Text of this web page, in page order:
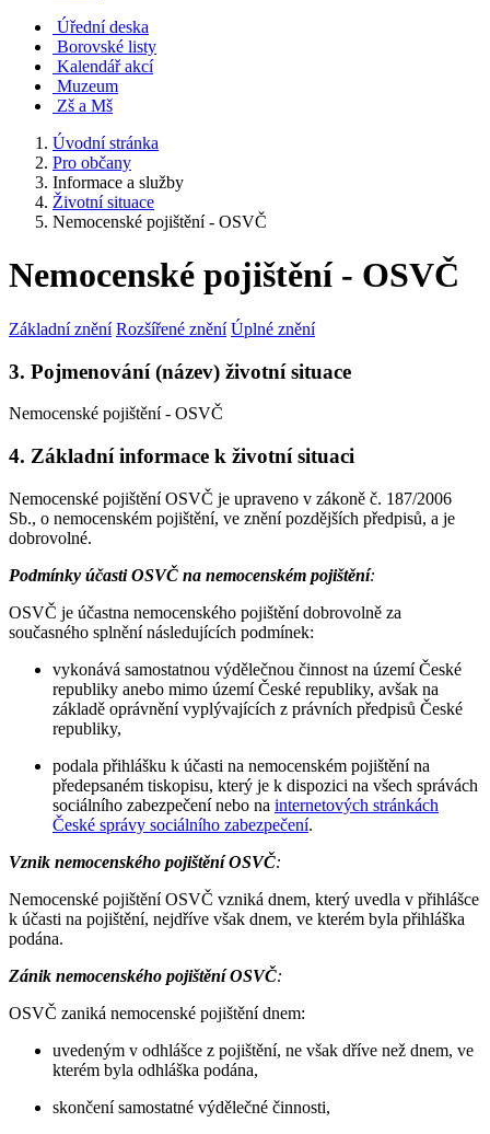
Úřední deska
Borovské listy
Kalendář akcí
Muzeum
Zš a Mš
Úvodní stránka
Pro občany
Informace a služby
Životní situace
Nemocenské pojištění - OSVČ
Nemocenské pojištění - OSVČ
Základní znění Rozšířené znění Úplné znění
3. Pojmenování (název) životní situace
Nemocenské pojištění - OSVČ
4. Základní informace k životní situaci
Nemocenské pojištění OSVČ je upraveno v zákoně č. 187/2006
Sb., o nemocenském pojištění, ve znění pozdějších předpisů, a je
dobrovolné.
Podmínky účasti OSVČ na nemocenském pojištění:
OSVČ je účastna nemocenského pojištění dobrovolně za
současného splnění následujících podmínek:
vykonává samostatnou výdělečnou činnost na území České
republiky anebo mimo území České republiky, avšak na
základě oprávnění vyplývajících z právních předpisů České
republiky,
podala přihlášku k účasti na nemocenském pojištění na
předepsaném tiskopisu, který je k dispozici na všech správách
sociálního zabezpečení nebo na internetových stránkách
České správy sociálního zabezpečení.
Vznik nemocenského pojištění OSVČ:
Nemocenské pojištění OSVČ vzniká dnem, který uvedla v přihlášce
k účasti na pojištění, nejdříve však dnem, ve kterém byla přihláška
podána.
Zánik nemocenského pojištění OSVČ:
OSVČ zaniká nemocenské pojištění dnem:
uvedeným v odhlášce z pojištění, ne však dříve než dnem, ve
kterém byla odhláška podána,
skončení samostatné výdělečné činnosti,